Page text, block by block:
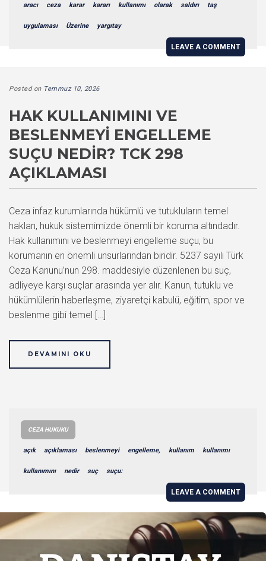
aracı ceza karar kararı kullanımı olarak saldırı taş
uygulaması Üzerine yargıtay
LEAVE A COMMENT
Posted on Temmuz 10, 2026
HAK KULLANIMINI VE
BESLENMEYI ENGELLEME
SUÇU NEDIR? TCK 298
AÇIKLAMASI
Ceza infaz kurumlarında hükümlü ve tutukluların temel
hakları, hukuk sistemimizde önemli bir koruma altındadır.
Hak kullanımını ve beslenmeyi engelleme suçu, bu
korumanın en önemli unsurlarından biridir. 5237 sayılı Türk
Ceza Kanunu’nun 298. maddesiyle düzenlenen bu suç,
adliyeye karşı suçlar arasında yer alır. Kanun, tutuklu ve
hükümlülerin haberleşme, ziyaretçi kabulü, eğitim, spor ve
beslenme gibi temel […]
DEVAMINI OKU
CEZA HUKUKU
açık açıklaması beslenmeyi engelleme, kullanım kullanımı
kullanımını nedir suç suçu:
LEAVE A COMMENT